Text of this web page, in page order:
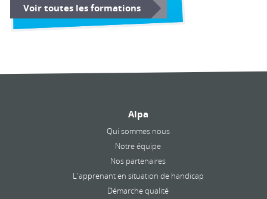
Voir toutes les formations
Alpa
Qui sommes nous
Notre équipe
Nos partenaires
L'apprenant en situation de handicap
Démarche qualité